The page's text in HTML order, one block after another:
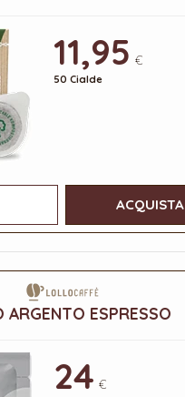
11,95 €
50 Cialde
ACQUISTA
ARGENTO ESPRESSO
24 €